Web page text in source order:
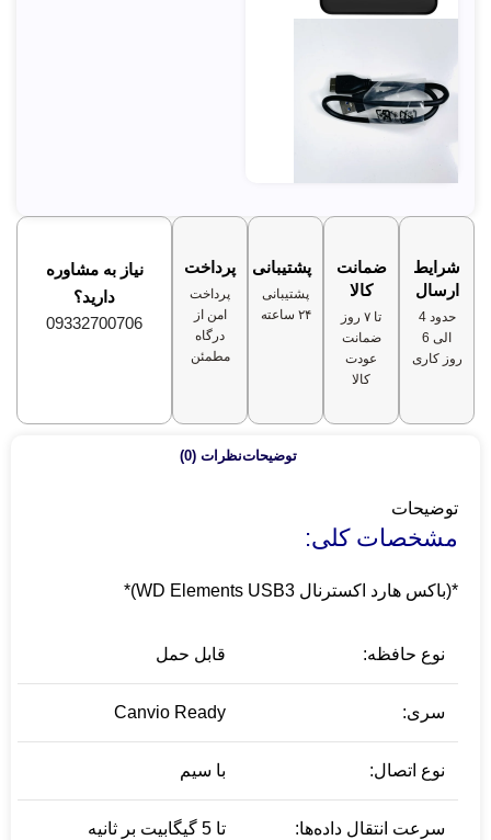
شرایط
ارسال
حدود 4
الی 6
روز کاری
ضمانت
کالا
تا ۷ روز
ضمانت
عودت
کالا
پشتیبانی
پشتیبانی
۲۴ ساعته
پرداخت
پرداخت
امن از
درگاه
مطمئن
نیاز به مشاوره
دارید؟
09332700706
توضیحاتنظرات (0)
توضیحات
مشخصات کلی:
*(باکس هارد اکسترنال WD Elements USB3)*
نوع حافظه: قابل حمل
سری: Canvio Ready
نوع اتصال: با سیم
سرعت انتقال داده‌ها: تا 5 گیگابیت بر ثانیه